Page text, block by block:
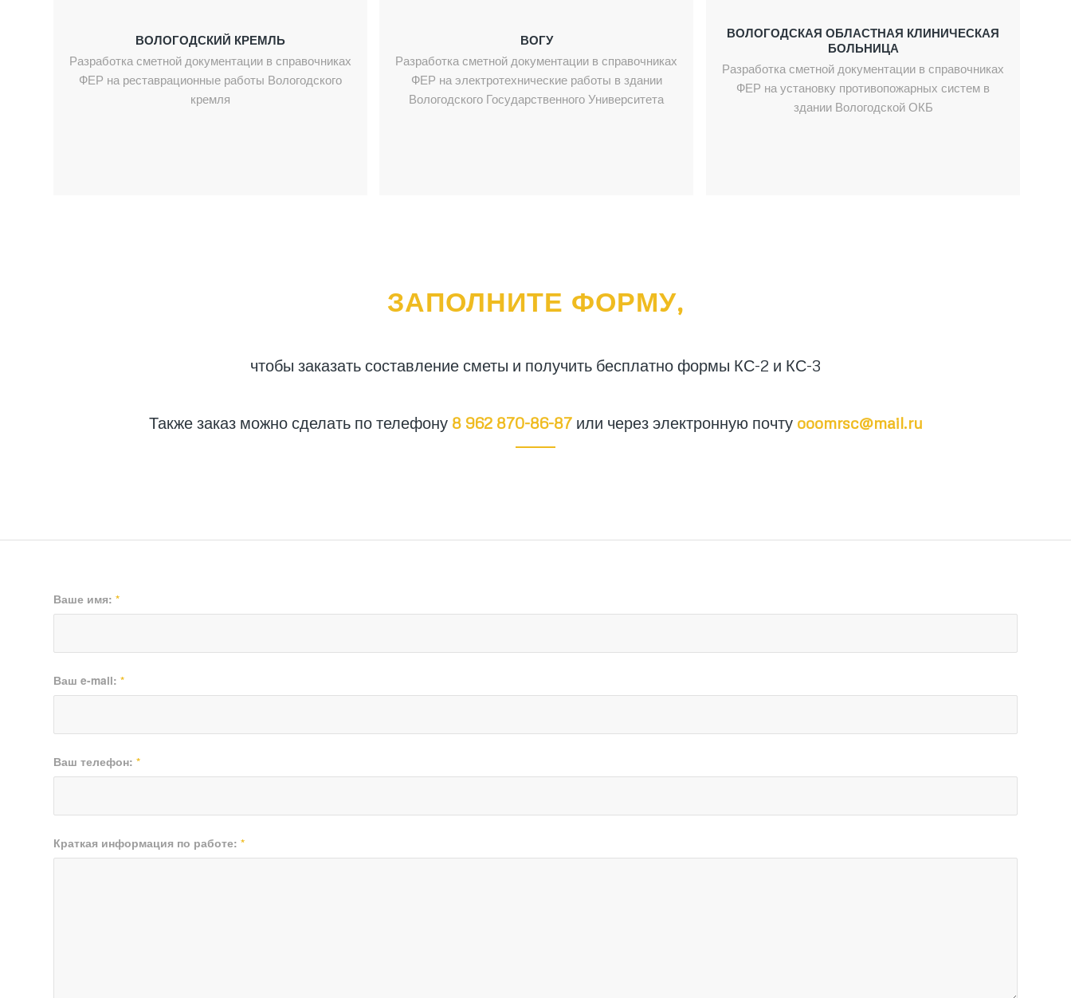
ВОЛОГОДСКИЙ КРЕМЛЬ
Разработка сметной документации в справочниках
ФЕР на реставрационные работы Вологодского
кремля
ВОГУ
Разработка сметной документации в справочниках
ФЕР на электротехнические работы в здании
Вологодского Государственного Университета
ВОЛОГОДСКАЯ ОБЛАСТНАЯ КЛИНИЧЕСКАЯ
БОЛЬНИЦА
Разработка сметной документации в справочниках
ФЕР на установку противопожарных систем в
здании Вологодской ОКБ
ЗАПОЛНИТЕ ФОРМУ,
чтобы заказать составление сметы и получить бесплатно формы КС-2 и КС-3
Также заказ можно сделать по телефону 8 962 870-86-87или через электронную почту ooomrsc@mail.ru
Ваше имя: *
Ваш e-mail: *
Ваш телефон: *
Краткая информация по работе: *